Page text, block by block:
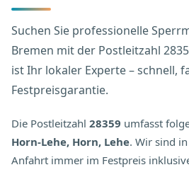
Suchen Sie professionelle
Bremen mit der Postleitzahl
ist Ihr lokaler Experte – schnell,
Festpreisgarantie.
Die Postleitzahl 28359 umfasst
Horn-Lehe, Horn, Lehe. Wir sind
Anfahrt immer im Festpreis